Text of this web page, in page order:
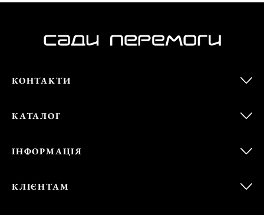
КОНТАКТИ
КАТАЛОГ
ІНФОРМАЦІЯ
КЛІЄНТАМ